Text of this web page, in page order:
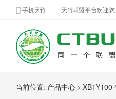
手机天竹 天竹联盟平台欢迎您
当前位置: 产品中心 > XB1Y100